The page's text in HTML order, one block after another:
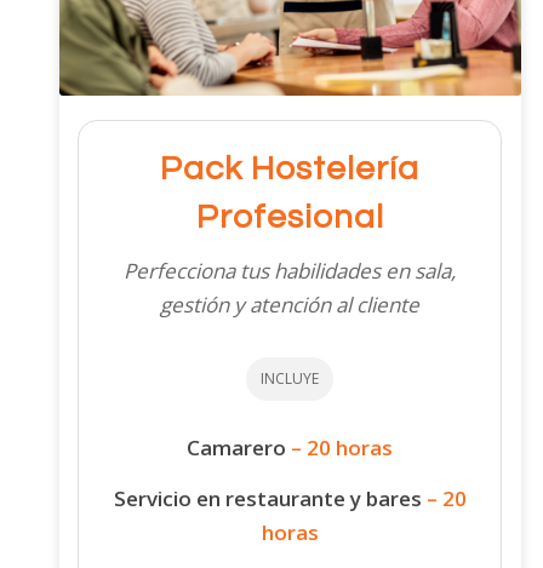
Pack Hostelería
Profesional
Perfecciona tus habilidades en sala,
gestión y atención al cliente
INCLUYE
Camarero – 20 horas
Servicio en restaurante y bares – 20
horas